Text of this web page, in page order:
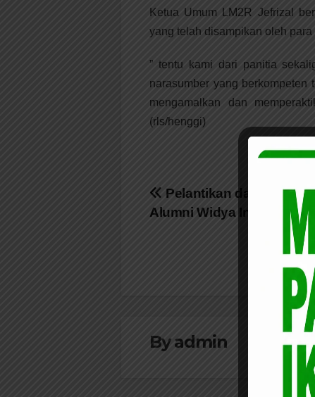
Ketua Umum LM2R Jefrizal
yang telah disampikan oleh
” tentu kami dari panitia
narasumber yang
mengamalkan dan
(rls/henggi)
Navigasi
Pelantikan dan
Alumni Widya Informatika
Byadmin